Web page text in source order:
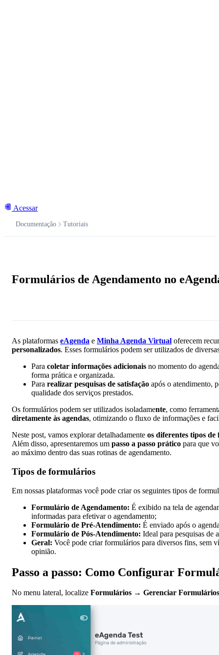
Acessar
Documentação Tutoriais
Formulários de Agendamento no
As plataformas eAgenda e Minha Agenda Virtual oferecem
personalizados. Esses formulários podem ser utilizados de
Para coletar informações adicionais no momento do
forma prática e organizada.
Para realizar pesquisas de satisfação após o atendimento,
qualidade dos serviços prestados.
Os formulários podem ser utilizados isoladamente, como
diretamente às agendas, otimizando o fluxo de informações e
Neste post, vamos explorar detalhadamente os diferentes tipos
Além disso, apresentaremos um passo a passo prático para que
ao máximo dentro das suas rotinas de agendamento.
Tipos de formulários
Em nossas plataformas você pode criar os seguintes tipos de
Formulário de Agendamento: É exibido na tela de
informadas para efetivar o agendamento;
Formulário de Pré-Atendimento: É enviado após o
Formulário de Pós-Atendimento: Ideal para pesquisas de
Geral: Você pode criar formulários para diversos fins, sem
opinião.
Passo a passo: Como Configurar
No menu lateral, localize Formulários → Gerenciar Formulários